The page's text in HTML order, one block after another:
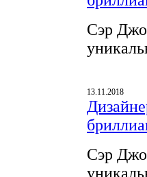
Сэр
13.11.2018
Сэр